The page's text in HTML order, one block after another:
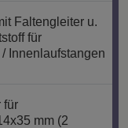
Faltengleiter u.
für
Innenlaufstangen
für
mm (2